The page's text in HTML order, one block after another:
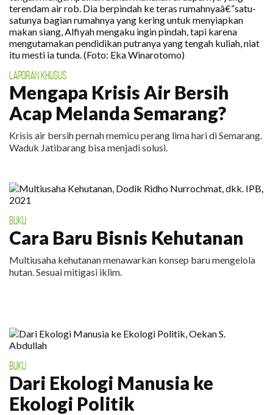
LAPORAN KHUSUS
Mengapa Krisis Air Bersih
Acap Melanda Semarang?
Krisis air bersih pernah memicu perang lima hari di Semarang.
Waduk Jatibarang bisa menjadi solusi.
BUKU
Cara Baru Bisnis Kehutanan
Multiusaha kehutanan menawarkan konsep baru mengelola
hutan. Sesuai mitigasi iklim.
BUKU
Dari Ekologi Manusia ke
Ekologi Politik